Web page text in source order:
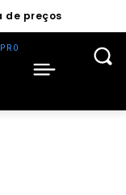
de preços